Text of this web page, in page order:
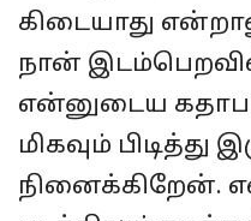
கிடையாது
நான்
என்னுடைய
மிகவும் பிடித்து
நினைக்கிறேன்.